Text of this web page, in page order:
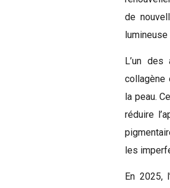
de
L’un
collagène
la peau.
réduire
les
En 2025,